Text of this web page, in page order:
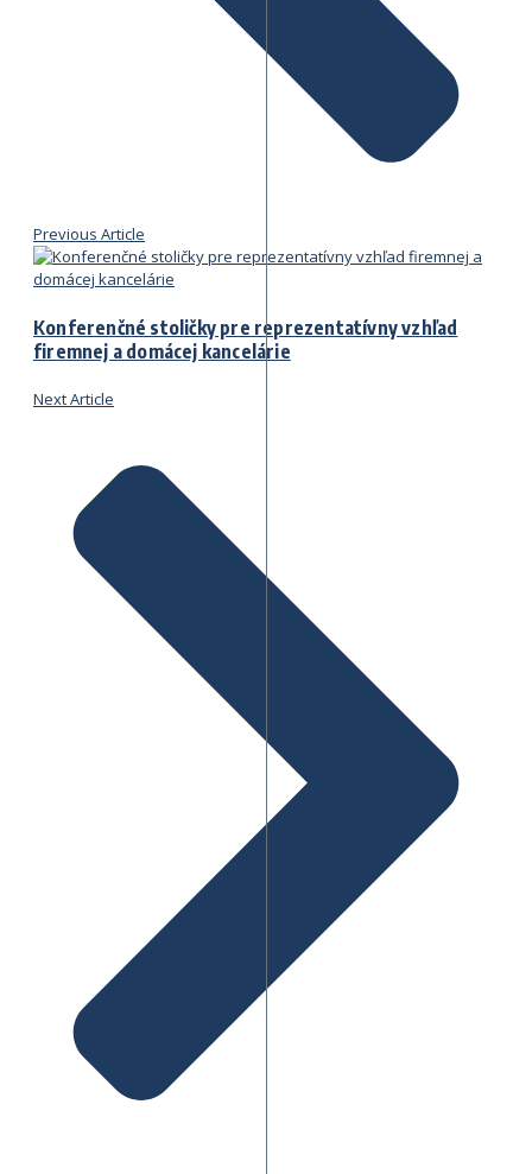
Previous Article
Konferenčné stoličky pre reprezentatívny vzhľad
firemnej a domácej kancelárie
Next Article